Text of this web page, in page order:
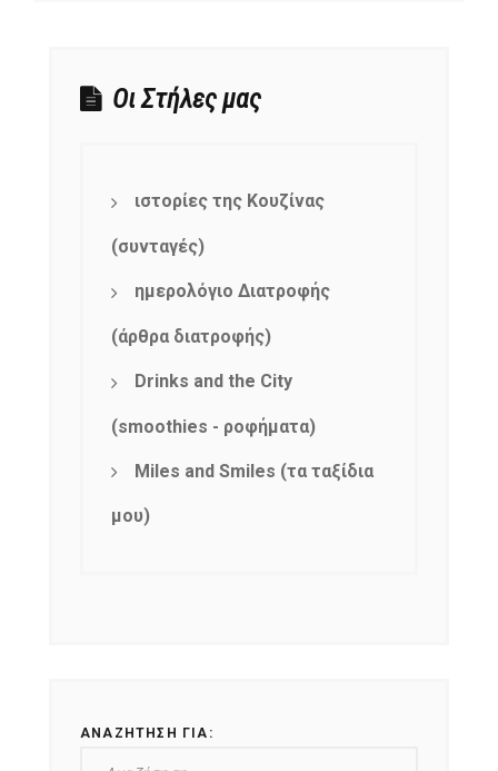
Οι Στήλες μας
ιστορίες της Κουζίνας
(συνταγές)
ημερολόγιο Διατροφής
(άρθρα διατροφής)
Drinks and the City
(smoothies - ροφήματα)
Miles and Smiles (τα ταξίδια
μου)
ΑΝΑΖΉΤΗΣΗ ΓΙΑ: